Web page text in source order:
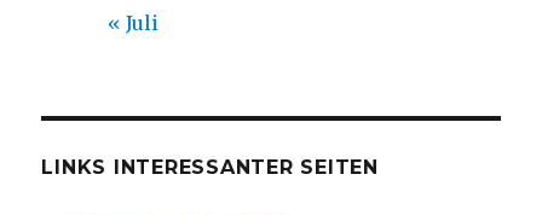
« Juli
LINKS INTERESSANTER SEITEN